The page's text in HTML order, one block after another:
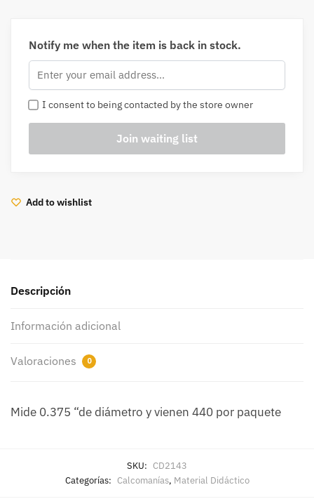
Notify me when the item is back in stock.
I consent to being contacted by the store owner
Add to wishlist
Descripción
Información adicional
Valoraciones 0
Mide 0.375 “de diámetro y vienen 440 por paquete
SKU: CD2143
Categorías: Calcomanías, Material Didáctico